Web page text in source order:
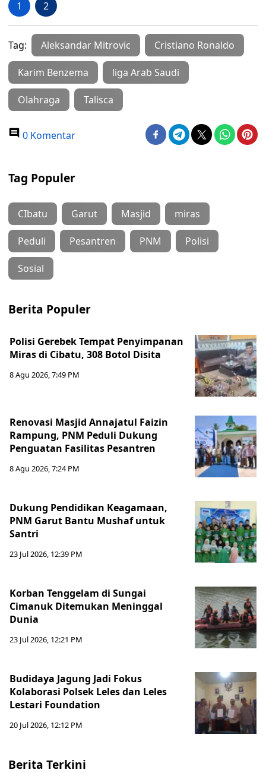
1 2
Tag: Aleksandar Mitrovic Cristiano Ronaldo
Karim Benzema liga Arab Saudi
Olahraga Talisca
0 Komentar
Tag Populer
CIbatu Garut Masjid miras
Peduli Pesantren PNM Polisi
Sosial
Berita Populer
Polisi Gerebek Tempat Penyimpanan
Miras di Cibatu, 308 Botol Disita
8 Agu 2026, 7:49 PM
Renovasi Masjid Annajatul Faizin
Rampung, PNM Peduli Dukung
Penguatan Fasilitas Pesantren
8 Agu 2026, 7:24 PM
Dukung Pendidikan Keagamaan,
PNM Garut Bantu Mushaf untuk
Santri
23 Jul 2026, 12:39 PM
Korban Tenggelam di Sungai
Cimanuk Ditemukan Meninggal
Dunia
23 Jul 2026, 12:21 PM
Budidaya Jagung Jadi Fokus
Kolaborasi Polsek Leles dan Leles
Lestari Foundation
20 Jul 2026, 12:12 PM
Berita Terkini